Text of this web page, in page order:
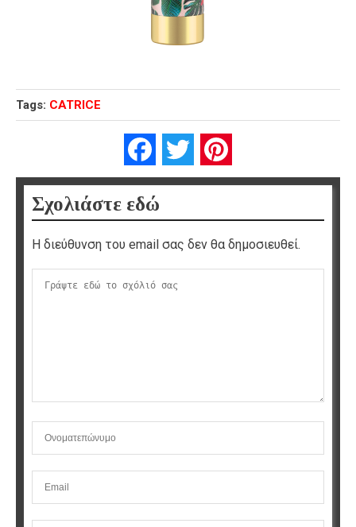
Tags: CATRICE
FacebookTwitter
Σχολιάστε εδώ
Η διεύθυνση του email σας δεν θα δημοσιευθεί.